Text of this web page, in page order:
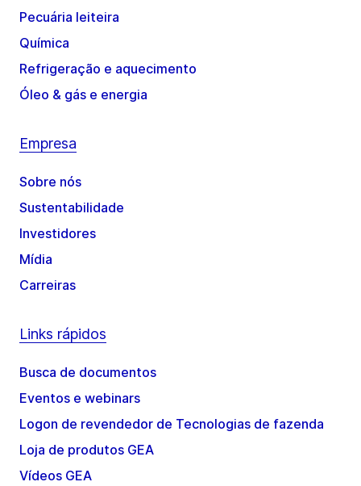
Pecuária leiteira
Química
Refrigeração e aquecimento
Óleo & gás e energia
Empresa
Sobre nós
Sustentabilidade
Investidores
Mídia
Carreiras
Links rápidos
Busca de documentos
Eventos e webinars
Logon de revendedor de Tecnologias de fazenda
Loja de produtos GEA
Vídeos GEA